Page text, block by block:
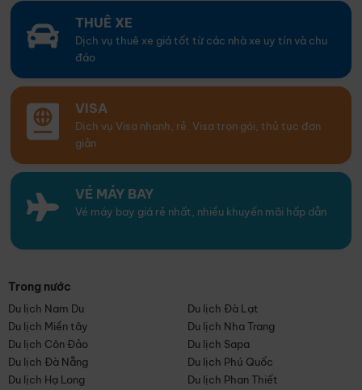
THUÊ XE
Dịch vụ thuê xe giá tốt từ các nhà xe uy tín và chu
đáo
VISA
Dịch vụ Visa nhanh, rẻ. Visa trọn gói, thủ tục đơn
giản
VÉ MÁY BAY
Vé máy bay giá rẻ nhất, nhiều khuyến mãi hấp dẫn
Trong nước
Du lịch Nam Du
Du lịch Đà Lạt
Du lịch Miền tây
Du lịch Nha Trang
Du lịch Côn Đảo
Du lịch Sapa
Du lịch Đà Nẵng
Du lịch Phú Quốc
Du lịch Hạ Long
Du lịch Phan Thiết